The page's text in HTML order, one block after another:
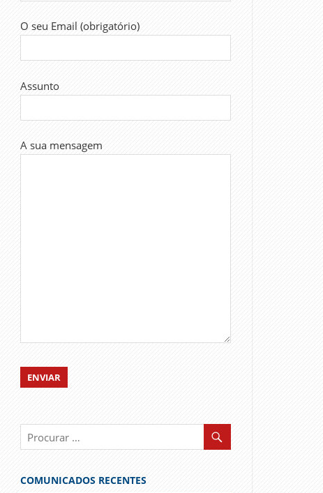
O seu Email (obrigatório)
Assunto
A sua mensagem
COMUNICADOS RECENTES